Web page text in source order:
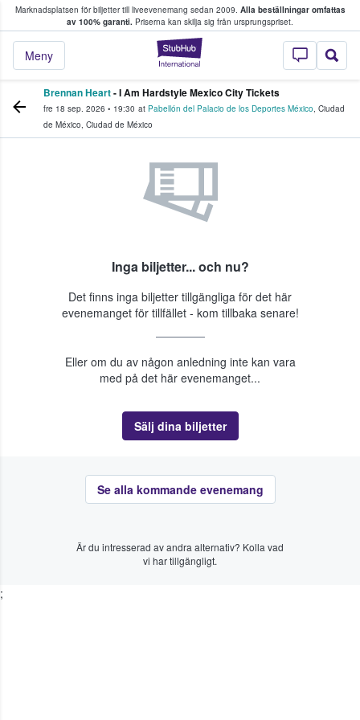
Marknadsplatsen för biljetter till liveevenemang sedan 2009. Alla beställningar omfattas
av 100% garanti. Priserna kan skilja sig från ursprungspriset.
StubHub – där
Meny
köper och säljer biljetter.
Brennan Heart- I Am Hardstyle Mexico City Tickets
fre 18 sep. 2026 • 19:30 at Pabellón del Palacio de los Deportes México, Ciudad
de México, Ciudad de México
Inga biljetter... och nu?
Det finns inga biljetter tillgängliga för det här
evenemanget för tillfället - kom tillbaka senare!
Eller om du av någon anledning inte kan vara
med på det här evenemanget...
Sälj dina biljetter
Se alla kommande evenemang
Är du intresserad av andra alternativ? Kolla vad
vi har tillgängligt.
;